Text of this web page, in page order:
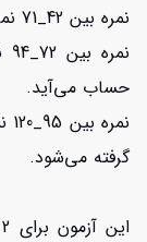
نمره بین 42_71 نمره ای با سطح متوسط می‌باشد.
حساب می‌آید.
گرفته می‌شود.